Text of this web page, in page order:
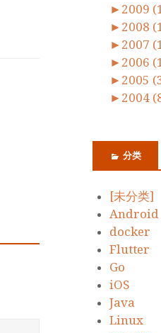
► 2009
► 2008
► 2007
► 2006
► 2005
► 2004
分类
[未分类]
Android
docker
Flutter
Go
iOS
Java
Linux